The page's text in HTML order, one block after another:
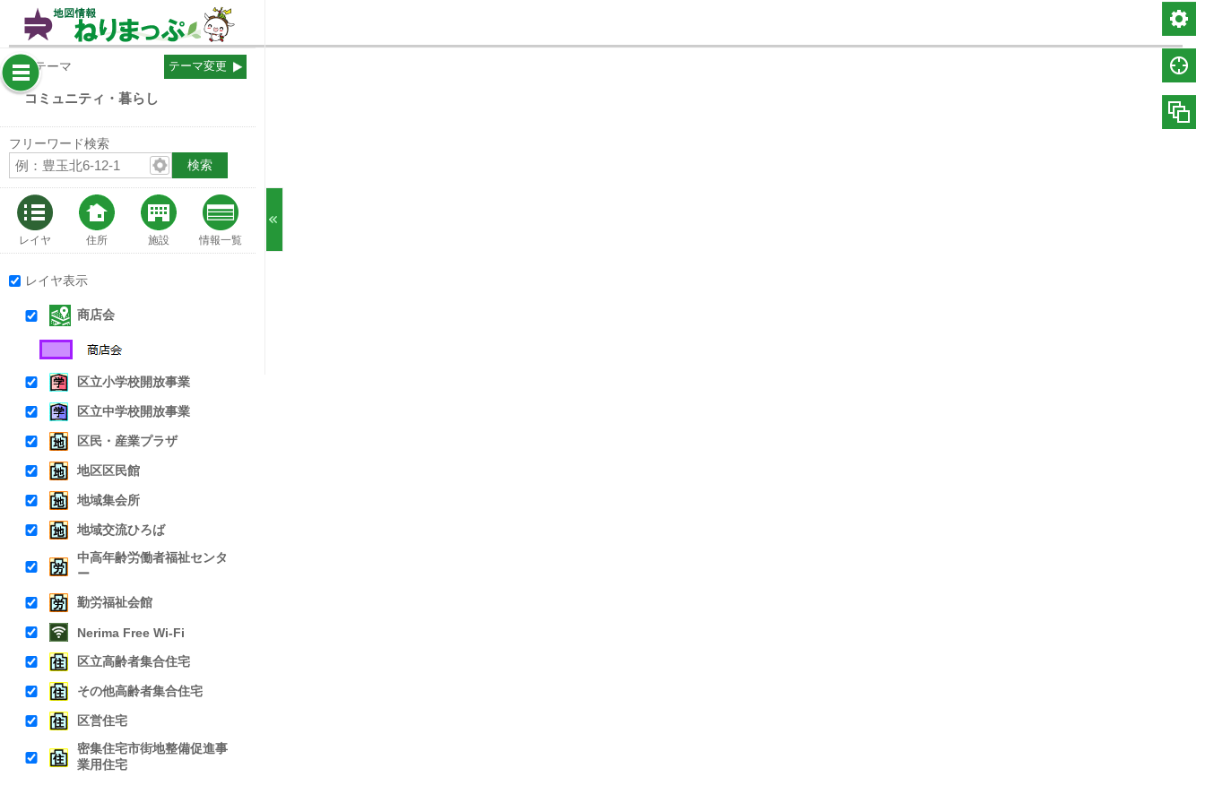
表示テーマ テーマ変更
コミュニティ・暮らし
フリーワード検索
レイヤ 住所 施設 情報一覧
レイヤ表示
商店会
区立小学校開放事業
区立中学校開放事業
区民・産業プラザ
地区区民館
地域集会所
地域交流ひろば
中高年齢労働者福祉センタ
ー
勤労福祉会館
Nerima Free Wi-Fi
区立高齢者集合住宅
その他高齢者集合住宅
区営住宅
密集住宅市街地整備促進事
業用住宅